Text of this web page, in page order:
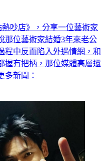
吵店》，分享一位藝術家
那位藝術家結婚3年來老公
程中反而陷入外遇情網，和
握有把柄，那位媒體高層還
多新聞：